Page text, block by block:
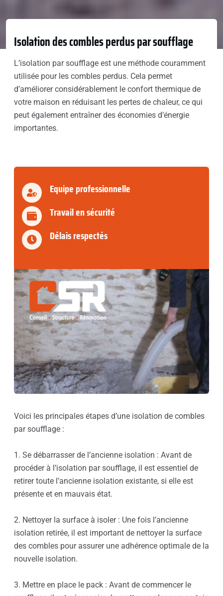
Isolation des combles perdus par soufflage
L’isolation par soufflage est une méthode couramment
utilisée pour les combles perdus. Cela permet
d’améliorer considérablement le confort thermique de
votre maison en réduisant les pertes de chaleur, ce qui
peut également entraîner des économies d’énergie
importantes.
Equipe professionnelle
Travail en sécurité
Délais respectés
Voici les principales étapes d’une isolation de combles
par soufflage :
1. Se débarrasser de l’ancienne isolation : Avant de
procéder à l’isolation par soufflage, il est essentiel de
retirer toute l’ancienne isolation existante, si elle est
présente et en mauvais état.
2. Nettoyer la surface à isoler : Une fois l’ancienne
isolation retirée, il est important de nettoyer la surface
des combles pour assurer une adhérence optimale de la
nouvelle isolation.
3. Mettre en place le pack : Avant de commencer le